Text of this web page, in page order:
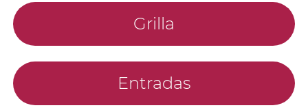
Grilla
Entradas